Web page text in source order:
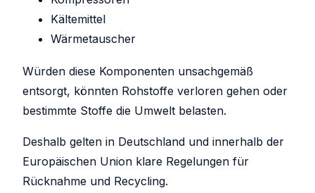
Kältemittel
Wärmetauscher
Würden diese Komponenten unsachgemäß
entsorgt, könnten Rohstoffe verloren gehen oder
bestimmte Stoffe die Umwelt belasten.
Deshalb gelten in Deutschland und innerhalb der
Europäischen Union klare Regelungen für
Rücknahme und Recycling.